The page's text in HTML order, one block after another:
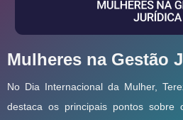
Mulheres na Gestão
No Dia Internacional da Mulher,
destaca os principais pontos sobre